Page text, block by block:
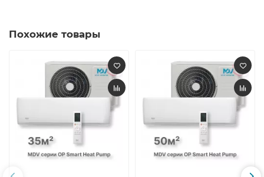
Похожие товары